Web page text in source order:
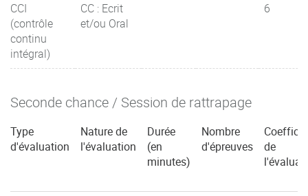
CCI
(contrôle
continu
intégral)
CC : Ecrit
et/ou Oral
6
Seconde chance / Session de rattrapage
Type
d'évaluation
Nature de
l'évaluation
Durée
(en
minutes)
Nombre
d'épreuves
de